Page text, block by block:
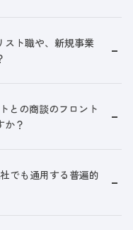
スト職や、新規事業
との商談のフロント
か？
でも通用する普遍的